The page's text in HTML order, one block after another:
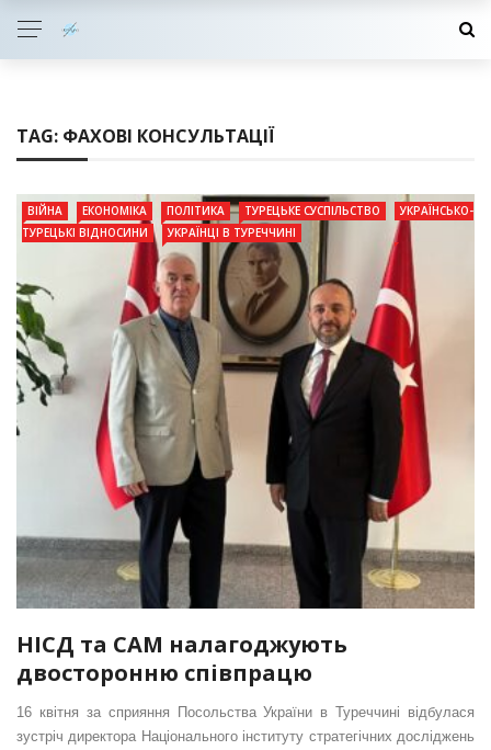
TAG: ФАХОВІ КОНСУЛЬТАЦІЇ
ВІЙНА ЕКОНОМІКА ПОЛІТИКА ТУРЕЦЬКЕ СУСПІЛЬСТВО
УКРАЇНСЬКО-
ТУРЕЦЬКІ ВІДНОСИНИ
УКРАЇНЦІ В ТУРЕЧЧИНІ
НІСД та САМ налагоджують
двосторонню співпрацю
16 квітня за сприяння Посольства України в Туреччині відбулася
зустріч директора Національного інституту стратегічних досліджень